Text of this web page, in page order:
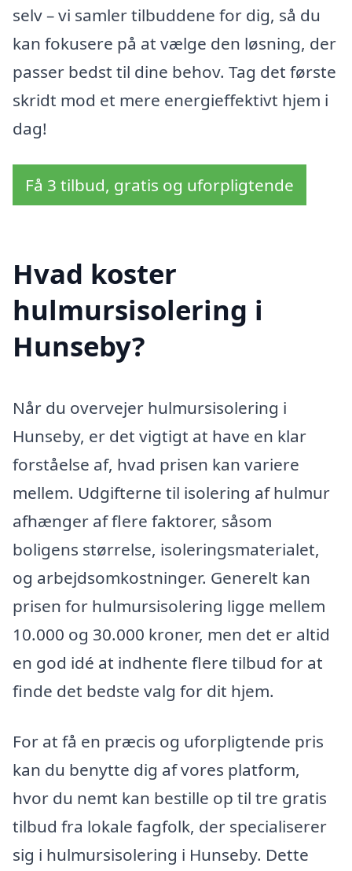
selv – vi samler tilbuddene for dig, så du
kan fokusere på at vælge den løsning, der
passer bedst til dine behov. Tag det første
skridt mod et mere energieffektivt hjem i
dag!
Få 3 tilbud, gratis og uforpligtende
Hvad koster
hulmursisolering i
Hunseby?
Når du overvejer hulmursisolering i
Hunseby, er det vigtigt at have en klar
forståelse af, hvad prisen kan variere
mellem. Udgifterne til isolering af hulmur
afhænger af flere faktorer, såsom
boligens størrelse, isoleringsmaterialet,
og arbejdsomkostninger. Generelt kan
prisen for hulmursisolering ligge mellem
10.000 og 30.000 kroner, men det er altid
en god idé at indhente flere tilbud for at
finde det bedste valg for dit hjem.
For at få en præcis og uforpligtende pris
kan du benytte dig af vores platform,
hvor du nemt kan bestille op til tre gratis
tilbud fra lokale fagfolk, der specialiserer
sig i hulmursisolering i Hunseby. Dette